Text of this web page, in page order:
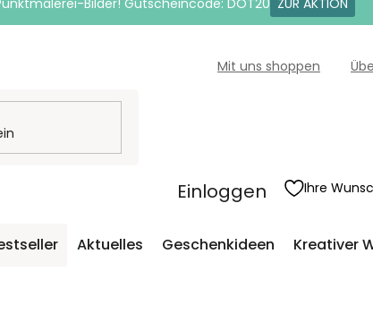
Bilder! Gutscheincode: DOT20 ZUR AKTION
Mit uns shoppen
Einloggen Ihre
Aktuelles Geschenkideen Kreativer